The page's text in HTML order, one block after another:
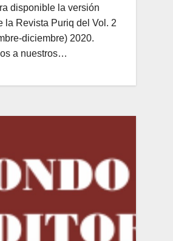
disponible la versión
la Revista Puriq del Vol. 2
diciembre) 2020.
a nuestros…